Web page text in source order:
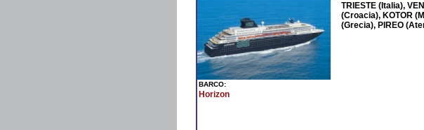
BARCO:
Horizon
TRIESTE (Italia),
(Croacia), KOTOR
(Grecia), PIREO